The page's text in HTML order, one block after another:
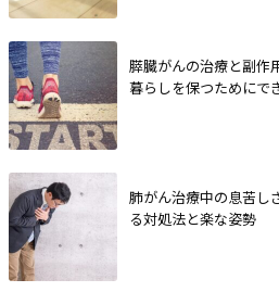
膵臓がんの治療と副作
暮らしを保つためにで
肺がん治療中の息苦し
る対処法と楽な姿勢